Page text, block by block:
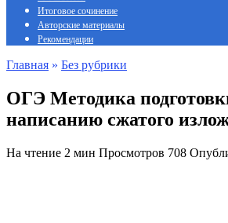
Итоговое сочинение
Авторские материалы
Рекомендации
Главная » Без рубрики
ОГЭ Методика
написанию сжатого
На чтение 2 мин Просмотров 708